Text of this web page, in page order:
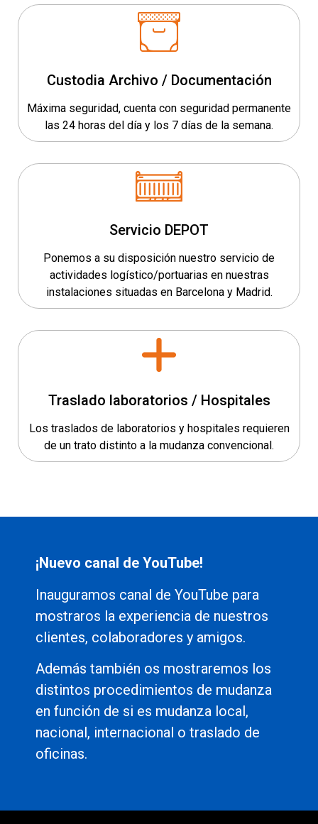
Custodia Archivo / Documentación
Máxima seguridad, cuenta con seguridad permanente
las 24 horas del día y los 7 días de la semana.
Servicio DEPOT
Ponemos a su disposición nuestro servicio de
actividades logístico/portuarias en nuestras
instalaciones situadas en Barcelona y Madrid.
Traslado laboratorios / Hospitales
Los traslados de laboratorios y hospitales requieren
de un trato distinto a la mudanza convencional.
¡Nuevo canal de YouTube!
Inauguramos canal de YouTube para
mostraros la experiencia de nuestros
clientes, colaboradores y amigos.
Además también os mostraremos los
distintos procedimientos de mudanza
en función de si es mudanza local,
nacional, internacional o traslado de
oficinas.